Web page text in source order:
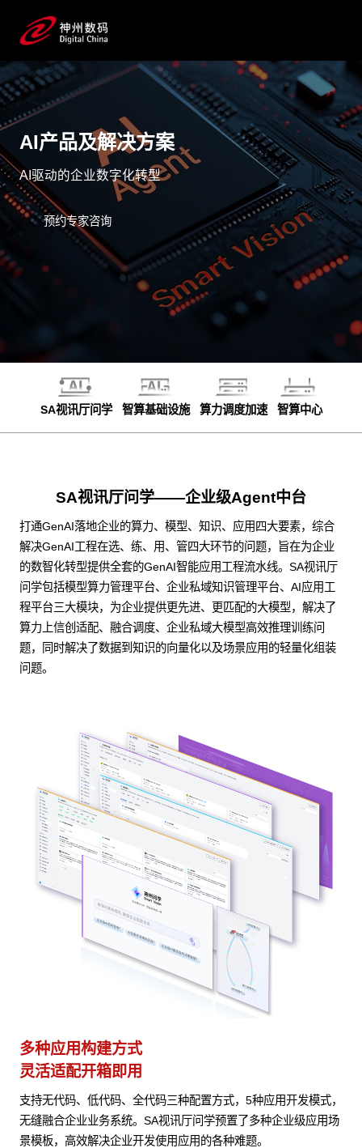
AI产品及解决方案
AI驱动的企业数字化转型
预约专家咨询
SA视讯厅问学 智算基础设施 算力调度加速 智算中心
SA视讯厅问学——企业级Agent中台
打通GenAI落地企业的算力、模型、知识、应用四大要素，综合
解决GenAI工程在选、练、用、管四大环节的问题，旨在为企业
的数智化转型提供全套的GenAI智能应用工程流水线。SA视讯厅
问学包括模型算力管理平台、企业私域知识管理平台、AI应用工
程平台三大模块，为企业提供更先进、更匹配的大模型，解决了
算力上信创适配、融合调度、企业私域大模型高效推理训练问
题，同时解决了数据到知识的向量化以及场景应用的轻量化组装
问题。
多种应用构建方式
灵活适配开箱即用
支持无代码、低代码、全代码三种配置方式，5种应用开发模式，
无缝融合企业业务系统。SA视讯厅问学预置了多种企业级应用场
景模板，高效解决企业开发使用应用的各种难题。